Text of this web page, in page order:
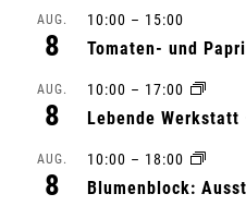
AUG.
8
10:00 – 15:00
Tomaten- und
AUG.
8
10:00 – 17:00
Lebende
AUG.
8
10:00 – 18:00
Blumenblock: